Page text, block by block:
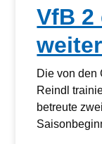
VfB 2
weiter
Die von den
Reindl
betreute